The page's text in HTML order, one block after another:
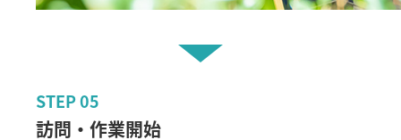
STEP05
訪問・作業開始